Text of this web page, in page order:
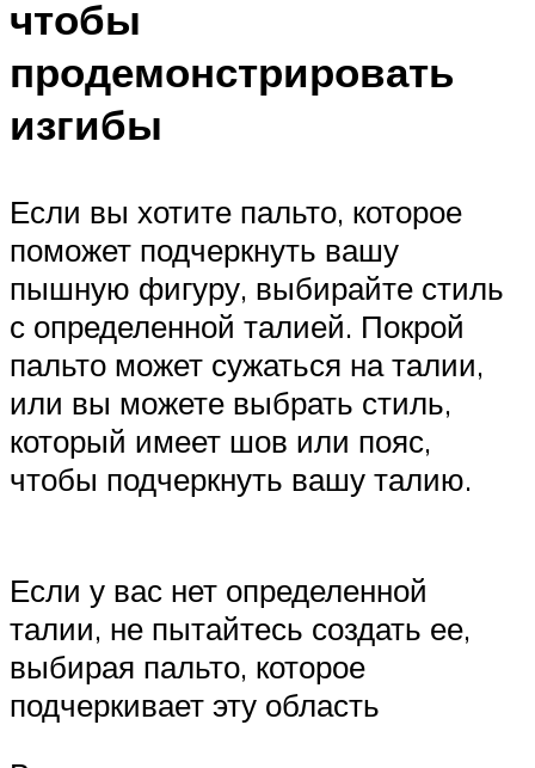
чтобы
продемонстрировать
изгибы
Если вы хотите пальто, которое
поможет подчеркнуть вашу
пышную фигуру, выбирайте стиль
с определенной талией. Покрой
пальто может сужаться на талии,
или вы можете выбрать стиль,
который имеет шов или пояс,
чтобы подчеркнуть вашу талию.
Если у вас нет определенной
талии, не пытайтесь создать ее,
выбирая пальто, которое
подчеркивает эту область